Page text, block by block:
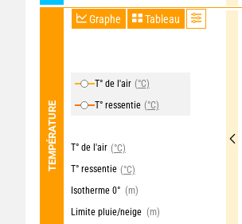
TEMPÉRATURE
Graphe Tableau
T° de l'air (°C)
T° ressentie (°C)
T° de l'air (°C)
T° ressentie (°C)
Isotherme 0° (m)
Limite pluie/neige (m)